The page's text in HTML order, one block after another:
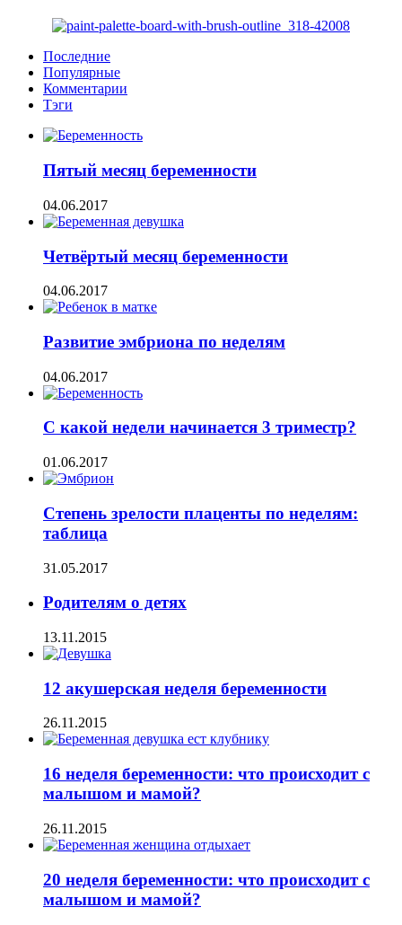
Последние
Популярные
Комментарии
Тэги
Пятый месяц беременности
04.06.2017
Четвёртый месяц беременности
04.06.2017
Развитие эмбриона по неделям
04.06.2017
С какой недели начинается 3 триместр?
01.06.2017
Степень зрелости плаценты по неделям:
таблица
31.05.2017
Родителям о детях
13.11.2015
12 акушерская неделя беременности
26.11.2015
16 неделя беременности: что происходит с
малышом и мамой?
26.11.2015
20 неделя беременности: что происходит с
малышом и мамой?